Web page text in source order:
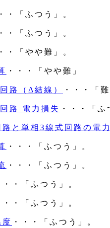
・「ふつう」。
・「ふつう」。
・「やや難」。
・・・「やや難」
路（Δ結線） ・・・「難
路 電力損失 ・・・「ふ
と単相3線式回路の電
・・・「ふつう」。
・・・「ふつう」。
・・「ふつう」。
・・「ふつう」。
・・・「ふつう」。